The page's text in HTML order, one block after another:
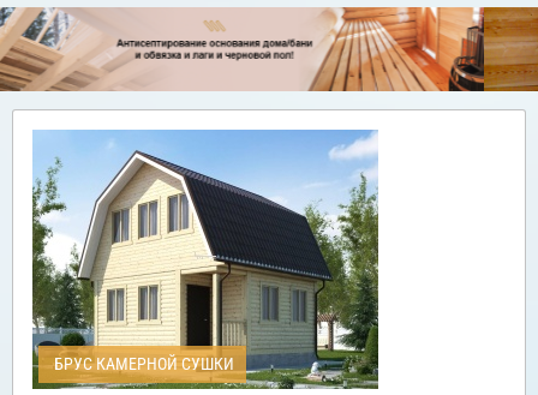
БРУС КАМЕРНОЙ СУШКИ